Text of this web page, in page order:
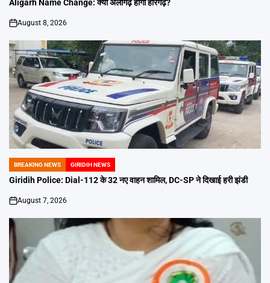
Aligarh Name Change: क्या अलीगढ़ होगा हरिगढ़?
on
August 8, 2026
POSTED
IN
BREAKING NEWS GIRIDIH NEWS
Giridih Police: Dial-112 के 32 नए वाहन शामिल, DC-SP ने दिखाई हरी झंडी
on
August 7, 2026